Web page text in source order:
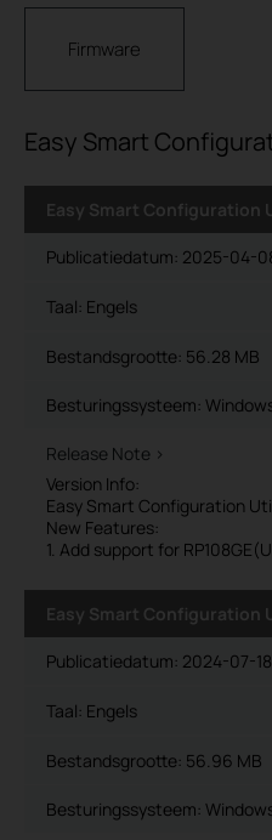
Firmware
Easy Smart
Easy Smart Configuration
Publicatiedatum: 2025-04-
Taal: Engels
Bestandsgrootte: 56.28 MB
Besturingssysteem:
Release Note >
Version Info:
Easy Smart Configuration
New Features:
1. Add support for
Easy Smart Configuration
Publicatiedatum: 2024-07-18
Taal: Engels
Bestandsgrootte: 56.96 MB
Besturingssysteem: